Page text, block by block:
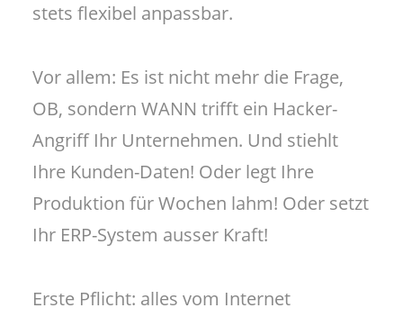
stets flexibel anpassbar.
Vor allem: Es ist nicht mehr die Frage,
OB, sondern WANN trifft ein Hacker-
Angriff Ihr Unternehmen. Und stiehlt
Ihre Kunden-Daten! Oder legt Ihre
Produktion für Wochen lahm! Oder setzt
Ihr ERP-System ausser Kraft!
Erste Pflicht: alles vom Internet